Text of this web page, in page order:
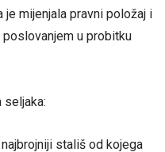
je mijenjala pravni položaj i
u probitku
stališ od kojega